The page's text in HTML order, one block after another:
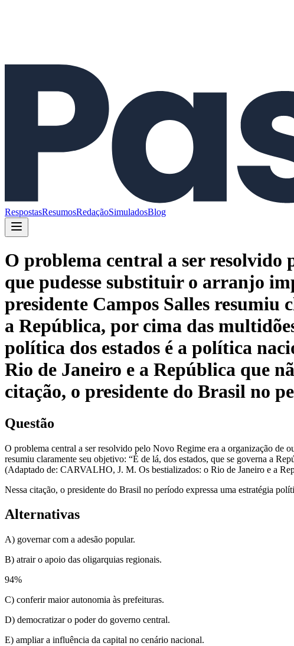
RespostasResumosRedaçãoSimuladosBlog
O problema central a ser resolvido
que pudesse substituir o arranjo
presidente Campos Salles resumiu
a República, por cima das
política dos estados é a política
Rio de Janeiro e a República que
citação, o presidente do Brasil no
Questão
O problema central a ser resolvido pelo Novo Regime era a organização de
resumiu claramente seu objetivo: “É de lá, dos estados, que se governa a
(Adaptado de: CARVALHO, J. M. Os bestializados: o Rio de Janeiro e a
Nessa citação, o presidente do Brasil no período expressa uma estratégia
Alternativas
A) governar com a adesão popular.
B) atrair o apoio das oligarquias regionais.
94%
C) conferir maior autonomia às prefeituras.
D) democratizar o poder do governo central.
E) ampliar a influência da capital no cenário nacional.